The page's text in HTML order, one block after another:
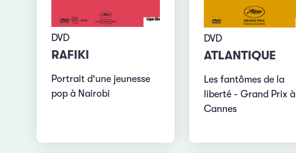
DVD
RAFIKI
Portrait d'une jeunesse
pop à Nairobi
DVD
ATLANTIQUE
Les fantômes de la
liberté - Grand Prix à
Cannes